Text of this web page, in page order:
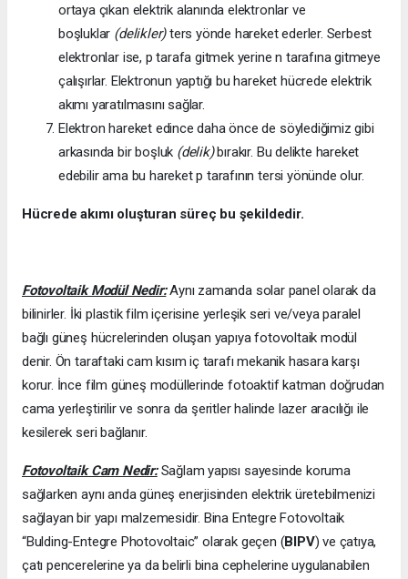
ortaya çıkan elektrik alanında elektronlar ve
boşluklar (delikler)ters yönde hareket ederler. Serbest
elektronlar ise, p tarafa gitmek yerine n tarafına gitmeye
çalışırlar. Elektronun yaptığı bu hareket hücrede elektrik
akımı yaratılmasını sağlar.
Elektron hareket edince daha önce de söylediğimiz gibi
arkasında bir boşluk (delik)bırakır. Bu delikte hareket
edebilir ama bu hareket p tarafının tersi yönünde olur.
Hücrede akımı oluşturan süreç bu şekildedir.
Fotovoltaik Modül Nedir:Aynı zamanda solar panel olarak da
bilinirler. İki plastik film içerisine yerleşik seri ve/veya paralel
bağlı güneş hücrelerinden oluşan yapıya fotovoltaik modül
denir. Ön taraftaki cam kısım iç tarafı mekanik hasara karşı
korur. İnce film güneş modüllerinde fotoaktif katman doğrudan
cama yerleştirilir ve sonra da şeritler halinde lazer aracılığı ile
kesilerek seri bağlanır.
Fotovoltaik Cam Nedir:Sağlam yapısı sayesinde koruma
sağlarken aynı anda güneş enerjisinden elektrik üretebilmenizi
sağlayan bir yapı malzemesidir. Bina Entegre Fotovoltaik
“Bulding-Entegre Photovoltaic” olarak geçen (BIPV) ve çatıya,
çatı pencerelerine ya da belirli bina cephelerine uygulanabilen